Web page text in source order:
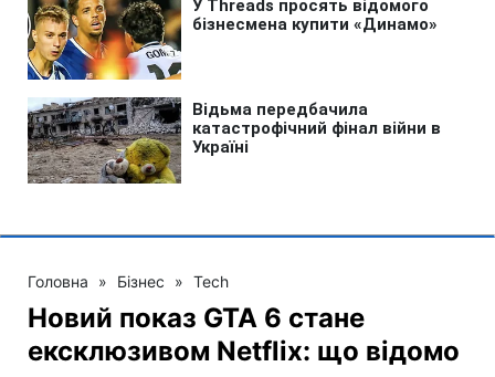
Головна » Бізнес » Tech
Новий показ GTA 6 стане
ексклюзивом Netflix: що відомо